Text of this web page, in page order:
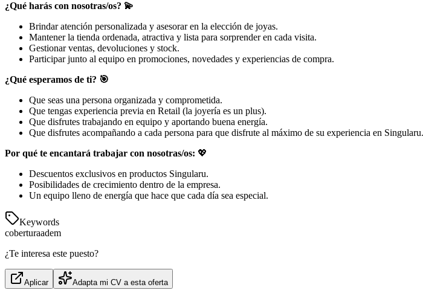
¿Qué harás con nosotras/os? 💫
Brindar atención personalizada y asesorar en la elección de joyas.
Mantener la tienda ordenada, atractiva y lista para sorprender en cada visita.
Gestionar ventas, devoluciones y stock.
Participar junto al equipo en promociones, novedades y experiencias de compra.
¿Qué esperamos de ti? 🎯
Que seas una persona organizada y comprometida.
Que tengas experiencia previa en Retail (la joyería es un plus).
Que disfrutes trabajando en equipo y aportando buena energía.
Que disfrutes acompañando a cada persona para que disfrute al máximo de su experiencia en Singularu.
Por qué te encantará trabajar con nosotras/os: 💖
Descuentos exclusivos en productos Singularu.
Posibilidades de crecimiento dentro de la empresa.
Un equipo lleno de energía que hace que cada día sea especial.
Keywords
coberturaadem
¿Te interesa este puesto?
Aplicar Adapta mi CV a esta oferta